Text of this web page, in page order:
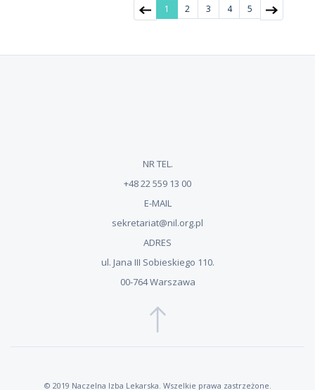
1 2 3 4 5
NR TEL.
+48 22 559 13 00
E-MAIL
sekretariat@nil.org.pl
ADRES
ul. Jana III Sobieskiego 110.
00-764 Warszawa
© 2019 Naczelna Izba Lekarska. Wszelkie prawa zastrzeżone.